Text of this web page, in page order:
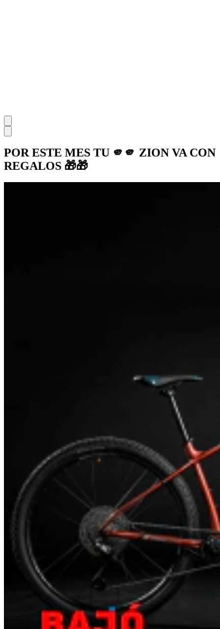
POR ESTE MES TU 🫵​🫵​ ZION VA CON
REGALOS 🎁​🎁​​